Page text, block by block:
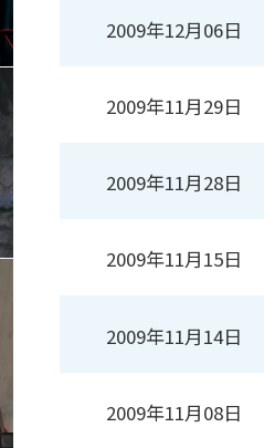
2009年12月06日
2009年11月29日
2009年11月28日
2009年11月15日
2009年11月14日
2009年11月08日